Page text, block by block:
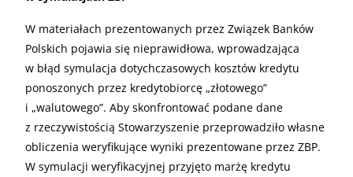
W materiałach prezentowanych przez Związek Banków
Polskich pojawia się nieprawidłowa, wprowadzająca
w błąd symulacja dotychczasowych kosztów kredytu
ponoszonych przez kredytobiorcę „złotowego”
i „walutowego”. Aby skonfrontować podane dane
z rzeczywistością Stowarzyszenie przeprowadziło własne
obliczenia weryfikujące wyniki prezentowane przez ZBP.
W symulacji weryfikacyjnej przyjęto marżę kredytu